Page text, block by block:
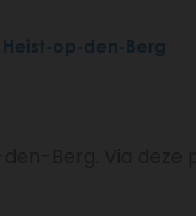
op-den-Berg